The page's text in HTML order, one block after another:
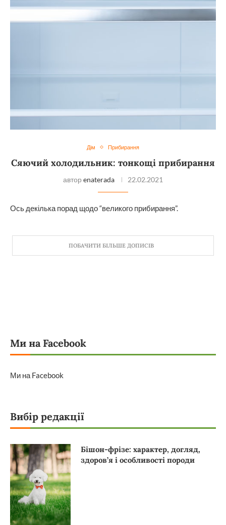
Дім Прибирання
Сяючий холодильник: тонкощі прибирання
автор enaterada 22.02.2021
Ось декілька порад щодо “великого прибирання”.
ПОБАЧИТИ БІЛЬШЕ ДОПИСІВ
Ми на Facebook
Ми на Facebook
Вибір редакції
Бішон-фрізе: характер, догляд,
здоров’я і особливості породи